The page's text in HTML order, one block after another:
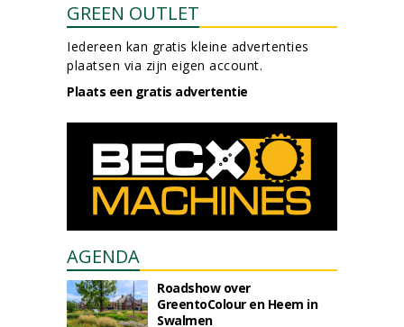
GREEN OUTLET
Iedereen kan gratis kleine advertenties
plaatsen via zijn eigen account.
Plaats een gratis advertentie
AGENDA
Roadshow over
GreentoColour en Heem in
Swalmen